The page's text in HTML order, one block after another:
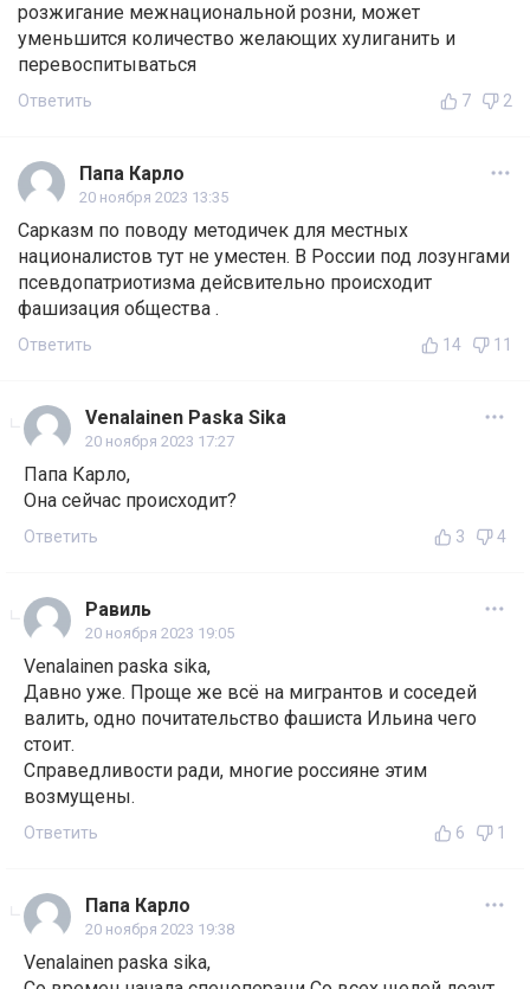
розжигание межнациональной розни, может
уменьшится количество желающих хулиганить и
перевоспитываться
Ответить 7 2
Папа Карло
20 ноября 2023 13:35
Сарказм по поводу методичек для местных
националистов тут не уместен. В России под лозунгами
псевдопатриотизма дейсвительно происходит
фашизация общества .
Ответить 14 11
Venalainen Paska Sika
20 ноября 2023 17:27
Папа Карло,
Она сейчас происходит?
Ответить 3 4
Равиль
20 ноября 2023 19:05
Venalainen paska sika,
Давно уже. Проще же всё на мигрантов и соседей
валить, одно почитательство фашиста Ильина чего
стоит.
Справедливости ради, многие россияне этим
возмущены.
Ответить 6 1
Папа Карло
20 ноября 2023 19:38
Venalainen paska sika,